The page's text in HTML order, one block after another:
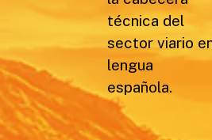
técnica del
sector viario
lengua
española.